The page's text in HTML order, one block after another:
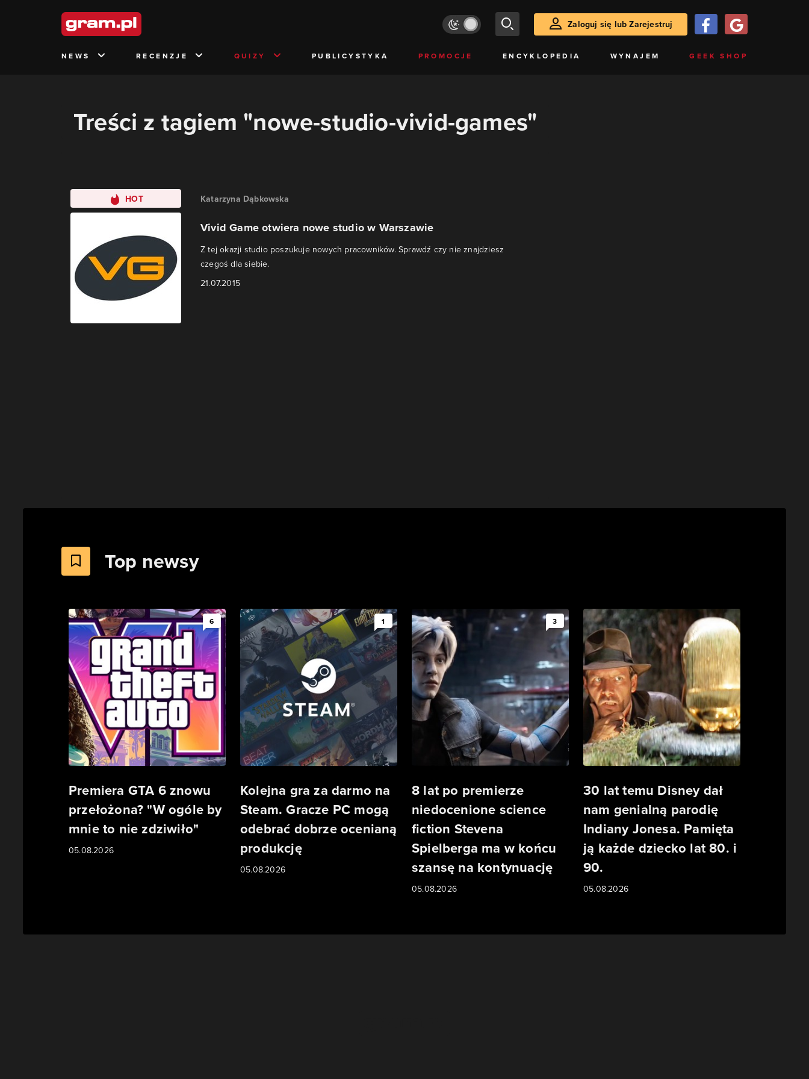
Zaloguj się lub Zarejestruj
NEWS RECENZJE QUIZY PUBLICYSTYKA PROMOCJE ENCYKLOPEDIA WYNAJEM GEEK SHOP
Treści z tagiem "nowe-studio-vivid-games"
HOT Katarzyna Dąbkowska
Vivid Game otwiera nowe studio w Warszawie
Z tej okazji studio poszukuje nowych pracowników. Sprawdź czy nie znajdziesz
czegoś dla siebie.
21.07.2015
Top newsy
6
Premiera GTA 6 znowu
przełożona? "W ogóle by
mnie to nie zdziwiło"
05.08.2026
1
Kolejna gra za darmo na
Steam. Gracze PC mogą
odebrać dobrze ocenianą
produkcję
05.08.2026
3
8 lat po premierze
niedocenione science
fiction Stevena
Spielberga ma w końcu
szansę na kontynuację
05.08.2026
30 lat temu Disney dał
nam genialną parodię
Indiany Jonesa. Pamięta
ją każde dziecko lat 80. i
90.
05.08.2026